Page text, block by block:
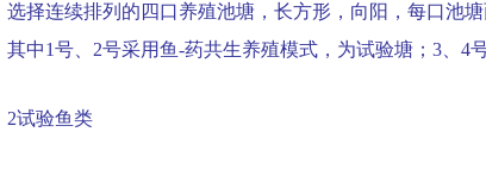
选择连续排列的四口养殖池塘，长方形，向阳，每口池
其中1号、 2号采用鱼-药共生养殖模式，为试验塘； 3 4
2试验鱼类